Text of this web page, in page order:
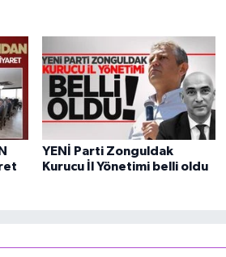
YENİ Parti Zonguldak
Kurucu İl Yönetimi belli oldu